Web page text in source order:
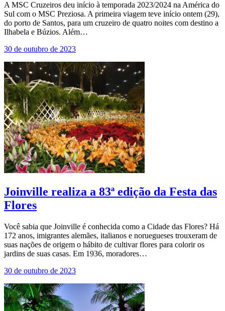
A MSC Cruzeiros deu início à temporada 2023/2024 na América do
Sul com o MSC Preziosa. A primeira viagem teve início ontem (29),
do porto de Santos, para um cruzeiro de quatro noites com destino a
Ilhabela e Búzios. Além…
30 de outubro de 2023
Joinville realiza a 83ª edição da Festa das
Flores
Você sabia que Joinville é conhecida como a Cidade das Flores? Há
172 anos, imigrantes alemães, italianos e noruegueses trouxeram de
suas nações de origem o hábito de cultivar flores para colorir os
jardins de suas casas. Em 1936, moradores…
30 de outubro de 2023